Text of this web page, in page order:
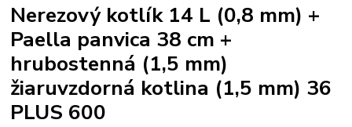
Nerezový kotlík 14 L (0,8 mm) +
Paella panvica 38 cm +
hrubostenná (1,5 mm)
žiaruvzdorná kotlina (1,5 mm) 36
PLUS 600